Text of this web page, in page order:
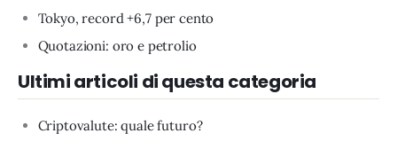
Tokyo, record +6,7 per cento
Quotazioni: oro e petrolio
Ultimi articoli di questa categoria
Criptovalute: quale futuro?